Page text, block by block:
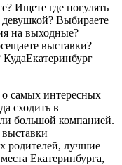
Ищете где погулять
девушкой? Выбираете
на выходные?
выставки?
КудаЕкатеринбург
самых интересных
сходить в
большой компанией.
родителей, лучшие
Екатеринбурга,